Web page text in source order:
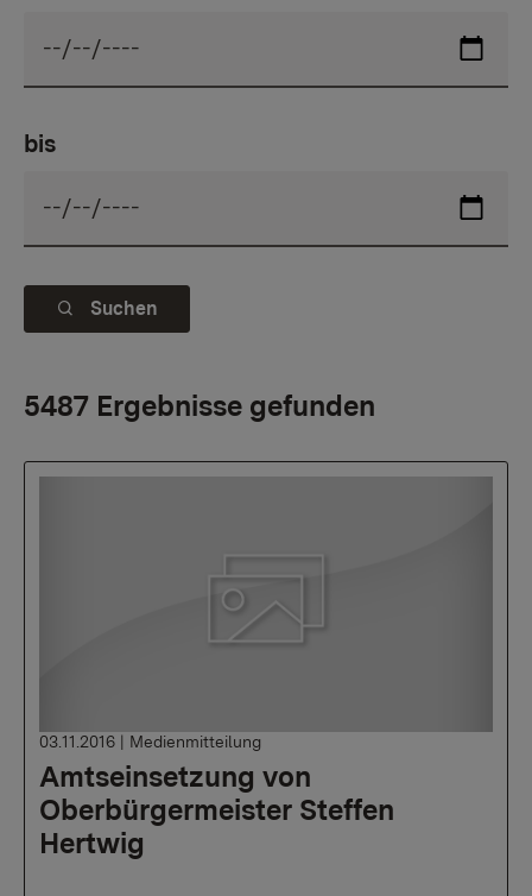
bis
Suchen
5487 Ergebnisse gefunden
Amtseinsetzung von
Oberbürgermeister Steffen
Hertwig
03.11.2016 | Medienmitteilung